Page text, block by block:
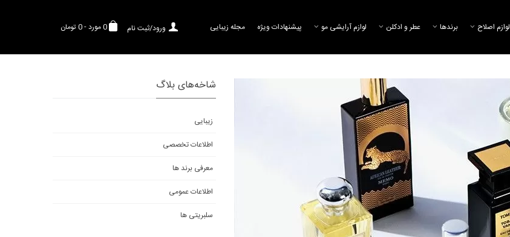
0مورد-0 تومان ورود/ثبت نام لوازم اصلاح برند‌ها عطر و ادکلن لوازم آرایشی مو پیشنهادات ویژه مجله زیبایی
شاخه‌های بلاگ
زیبایی
اطلاعات تخصصی
معرفی برند ها
اطلاعات عمومی
سلبریتی ها